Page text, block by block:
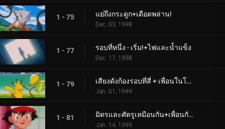
1 - 75 แย่ถึงกระดูก+เดือดพล่าน!
Dec. 03, 1998
1 - 77 รอบที่หนึ่ง - เริ่ม!+ไฟและน้ำแข็ง
Dec. 17, 1998
1 - 79 เสียงดังก้องรอบที่สี่ + เพื่อนในโฉนด
Jan. 01, 1999
1 - 81 มิตรและศัตรูเหมือนกัน+เพื่อนกันจนถึงที่สุด
Jan. 14, 1999